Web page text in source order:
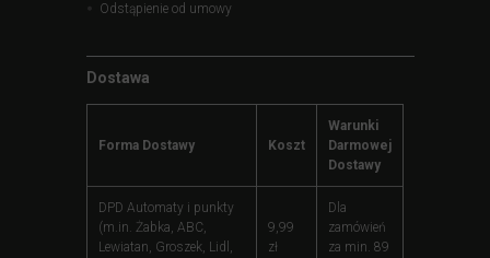
Odstąpienie od umowy
Dostawa
Forma Dostawy Koszt
Warunki
Darmowej
Dostawy
DPD Automaty i punkty
(m.in. Żabka, ABC,
Lewiatan, Groszek, Lidl,
9,99
zł
Dla
zamówień
za min. 89